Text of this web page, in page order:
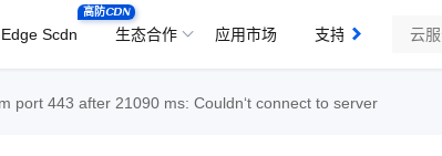
Edge Scdn
高防CDN
生态合作 应用市场 支持与服务
port 443 after 21090 ms: Couldn‘t connect to server